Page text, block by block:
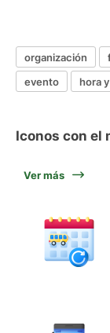
organización
evento
hora
Iconos con el
Ver más